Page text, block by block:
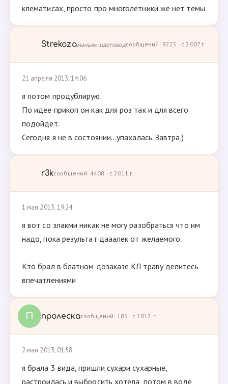
клематисах, просто про многолетники же нет темы
Strekozaманьяк-цветоводсообщений: 9225 · с 2007 г.
21 апреля 2013, 14:06
я потом продублирую.
По идее прикоп он как для роз так и для всего
подойдет.
Сегодня я не в состоянии...упахалась. Завтра.)
r3kсообщений: 4408 · с 2011 г.
1 мая 2013, 19:24
я вот со злакми никак не могу разобраться что им
надо, пока результат дааалек от желаемого.
Кто брал в блатном дозаказе КЛ траву делитесь
впечатлениями
П пролескасообщений: 185 · с 2012 г.
2 мая 2013, 01:58
я брала 3 вида, пришли сухари сухарные,
растроилась и выбросить хотела, потом в воде